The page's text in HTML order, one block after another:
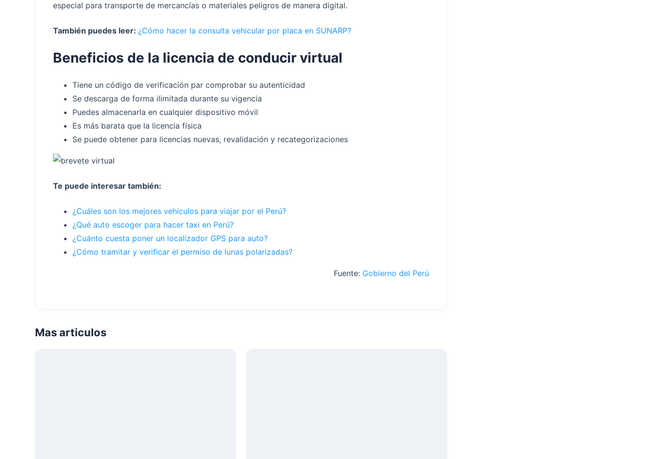
especial para transporte de mercancías o materiales peligros de manera digital.
También puedes leer: ¿Cómo hacer la consulta vehicular por placa en SUNARP?
Beneficios de la licencia de conducir virtual
Tiene un código de verificación par comprobar su autenticidad
Se descarga de forma ilimitada durante su vigencia
Puedes almacenarla en cualquier dispositivo móvil
Es más barata que la licencia física
Se puede obtener para licencias nuevas, revalidación y recategorizaciones
Te puede interesar también:
¿Cuáles son los mejores vehículos para viajar por el Perú?
¿Qué auto escoger para hacer taxi en Perú?
¿Cuánto cuesta poner un localizador GPS para auto?
¿Cómo tramitar y verificar el permiso de lunas polarizadas?
Fuente: Gobierno del Perú
Mas articulos